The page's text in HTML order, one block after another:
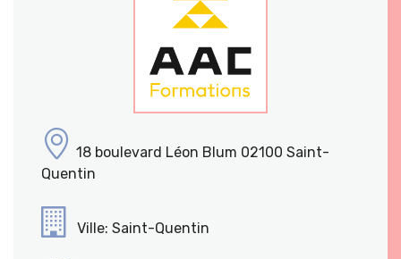
18 boulevard Léon Blum 02100 Saint-
Quentin
Ville: Saint-Quentin